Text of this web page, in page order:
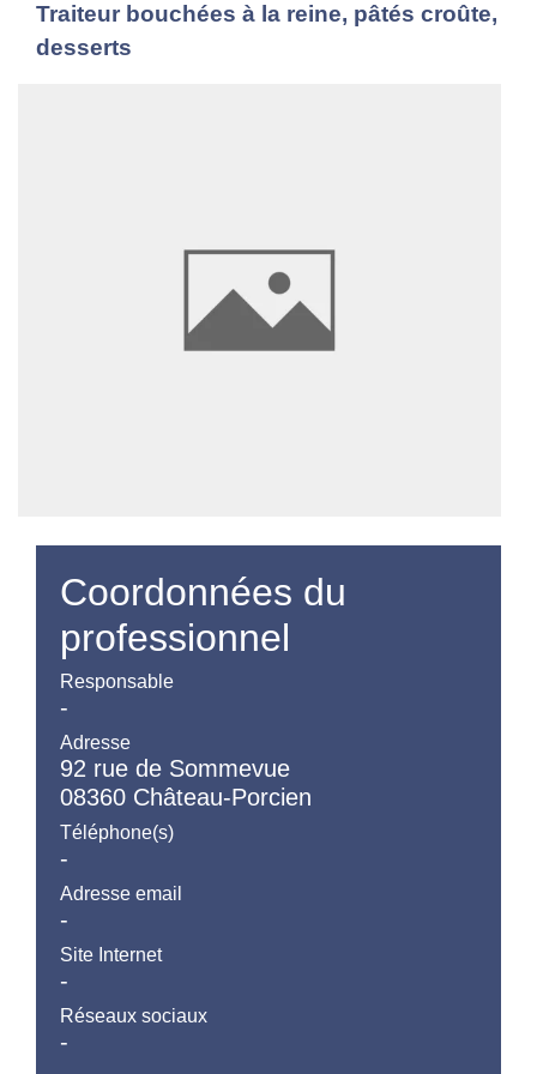
Traiteur bouchées à la reine, pâtés croûte,
desserts
Coordonnées du
professionnel
Responsable
-
Adresse
92 rue de Sommevue
08360 Château-Porcien
Téléphone(s)
-
Adresse email
-
Site Internet
-
Réseaux sociaux
-